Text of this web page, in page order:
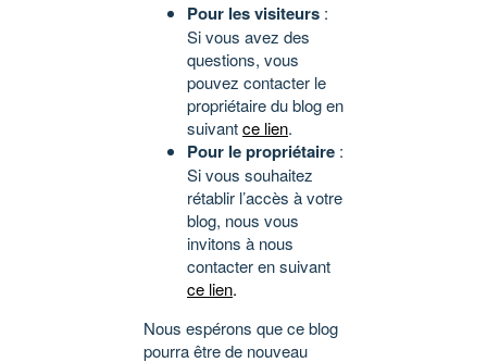
Pour les visiteurs :
Si vous avez des
questions, vous
pouvez contacter le
propriétaire du blog en
suivantce lien.
Pour le propriétaire :
Si vous souhaitez
rétablir l’accès à votre
blog, nous vous
invitons à nous
contacter en suivant
ce lien.
Nous espérons que ce blog
pourra être de nouveau